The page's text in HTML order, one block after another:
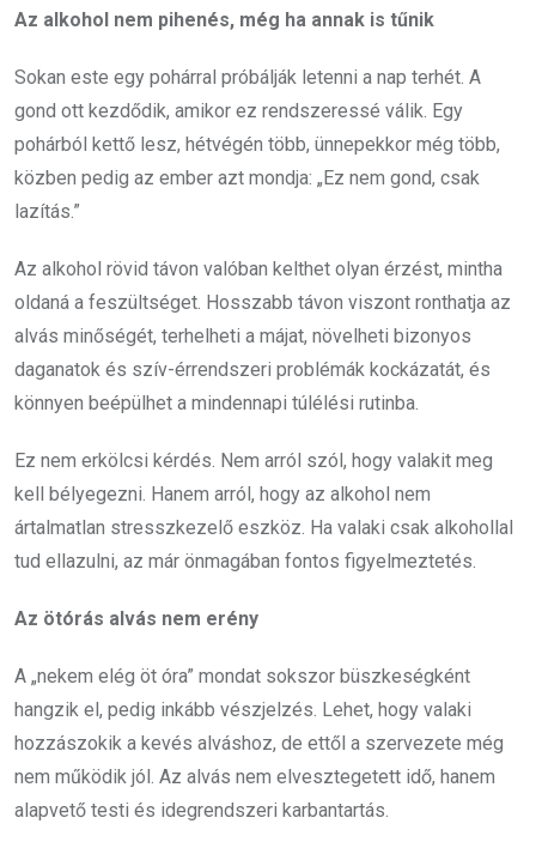
Az alkohol nem pihenés, még ha annak is tűnik
Sokan este egy pohárral próbálják letenni a nap terhét. A
gond ott kezdődik, amikor ez rendszeressé válik. Egy
pohárból kettő lesz, hétvégén több, ünnepekkor még több,
közben pedig az ember azt mondja: „Ez nem gond, csak
lazítás.”
Az alkohol rövid távon valóban kelthet olyan érzést, mintha
oldaná a feszültséget. Hosszabb távon viszont ronthatja az
alvás minőségét, terhelheti a májat, növelheti bizonyos
daganatok és szív-érrendszeri problémák kockázatát, és
könnyen beépülhet a mindennapi túlélési rutinba.
Ez nem erkölcsi kérdés. Nem arról szól, hogy valakit meg
kell bélyegezni. Hanem arról, hogy az alkohol nem
ártalmatlan stresszkezelő eszköz. Ha valaki csak alkohollal
tud ellazulni, az már önmagában fontos figyelmeztetés.
Az ötórás alvás nem erény
A „nekem elég öt óra” mondat sokszor büszkeségként
hangzik el, pedig inkább vészjelzés. Lehet, hogy valaki
hozzászokik a kevés alváshoz, de ettől a szervezete még
nem működik jól. Az alvás nem elvesztegetett idő, hanem
alapvető testi és idegrendszeri karbantartás.